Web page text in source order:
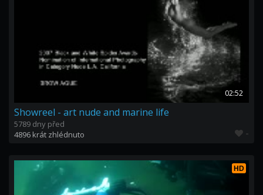
02:52
Showreel - art nude and marine life
5789 dny před
4896 krát zhlédnuto
-
HD